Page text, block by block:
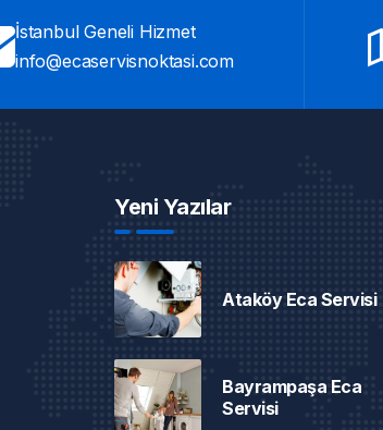
İstanbul Geneli Hizmet
info@ecaservisnoktasi.com
Yeni Yazılar
Ataköy Eca Servisi
Bayrampaşa Eca
Servisi